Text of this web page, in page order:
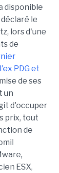
disponible
le
lors d'une
de
PDG et
de ses
un
d'occuper
prix, tout
de
ESX,